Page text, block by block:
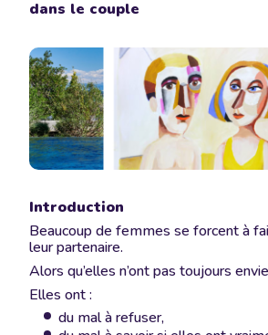
dans le couple
Introduction
Beaucoup de femmes se forcent à
leur partenaire.
Alors qu’elles n’ont pas toujours
Elles ont :
du mal à refuser,